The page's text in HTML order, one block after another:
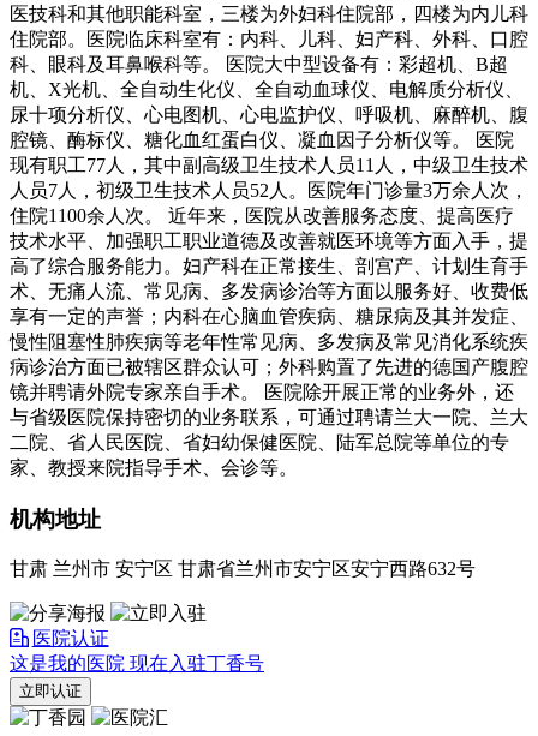
医技科和其他职能科室，三楼为外妇科住院部，四楼为内儿科
住院部。医院临床科室有：内科、儿科、妇产科、外科、口腔
科、眼科及耳鼻喉科等。 医院大中型设备有：彩超机、B超
机、X光机、全自动生化仪、全自动血球仪、电解质分析仪、
尿十项分析仪、心电图机、心电监护仪、呼吸机、麻醉机、腹
腔镜、酶标仪、糖化血红蛋白仪、凝血因子分析仪等。 医院
现有职工77人，其中副高级卫生技术人员11人，中级卫生技术
人员7人，初级卫生技术人员52人。医院年门诊量3万余人次，
住院1100余人次。 近年来，医院从改善服务态度、提高医疗
技术水平、加强职工职业道德及改善就医环境等方面入手，提
高了综合服务能力。妇产科在正常接生、剖宫产、计划生育手
术、无痛人流、常见病、多发病诊治等方面以服务好、收费低
享有一定的声誉；内科在心脑血管疾病、糖尿病及其并发症、
慢性阻塞性肺疾病等老年性常见病、多发病及常见消化系统疾
病诊治方面已被辖区群众认可；外科购置了先进的德国产腹腔
镜并聘请外院专家亲自手术。 医院除开展正常的业务外，还
与省级医院保持密切的业务联系，可通过聘请兰大一院、兰大
二院、省人民医院、省妇幼保健医院、陆军总院等单位的专
家、教授来院指导手术、会诊等。
机构地址
甘肃 兰州市 安宁区 甘肃省兰州市安宁区安宁西路632号
医院认证
这是我的医院 现在入驻丁香号
立即认证